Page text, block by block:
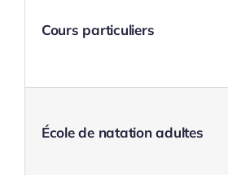
Cours particuliers
École de natation adultes